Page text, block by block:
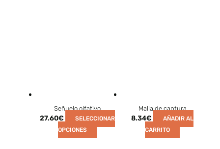
Señuelo olfativo
27.60€
SELECCIONAR
OPCIONES
Malla de captura
8.34€
AÑADIR AL
CARRITO